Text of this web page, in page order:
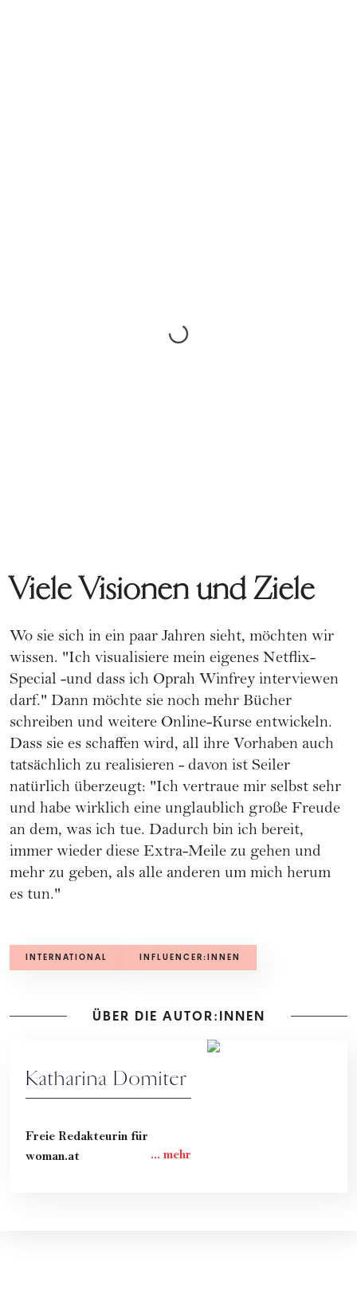
Viele Visionen und Ziele
Wo sie sich in ein paar Jahren sieht, möchten wir
wissen. "Ich visualisiere mein eigenes Netflix-
Special -und dass ich Oprah Winfrey interviewen
darf." Dann möchte sie noch mehr Bücher
schreiben und weitere Online-Kurse entwickeln.
Dass sie es schaffen wird, all ihre Vorhaben auch
tatsächlich zu realisieren - davon ist Seiler
natürlich überzeugt: "Ich vertraue mir selbst sehr
und habe wirklich eine unglaublich große Freude
an dem, was ich tue. Dadurch bin ich bereit,
immer wieder diese Extra-Meile zu gehen und
mehr zu geben, als alle anderen um mich herum
es tun."
INTERNATIONAL INFLUENCER:INNEN
ÜBER DIE AUTOR:INNEN
Katharina Domiter
Freie Redakteurin für
woman.at